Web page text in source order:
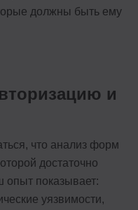
должны быть ему
и
что анализ форм
достаточно
опыт показывает:
уязвимости,